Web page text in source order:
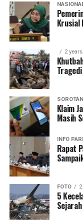
Krusial
2
SOROTAN
Klaim
Masih
INFO
Rapat
FOTO
5